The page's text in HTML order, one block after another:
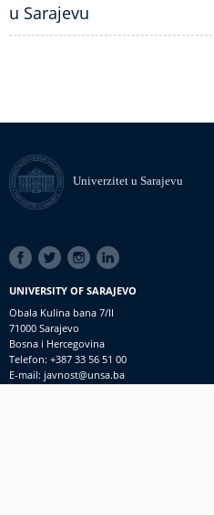
u Sarajevu
Univerzitet u Sarajevu
SOCIAL
LINKS
UNIVERSITY OF SARAJEVO
Obala Kulina bana 7/II
71000 Sarajevo
Bosna i Hercegovina
Telefon: +387 33 56 51 00
E-mail: javnost@unsa.ba